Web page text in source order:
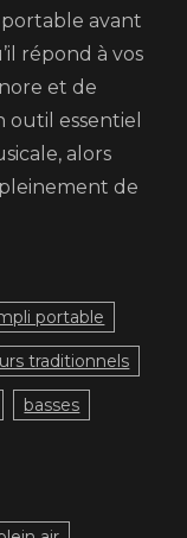
avant
répond à vos
et de
outil essentiel
alors
de
portable
traditionnels
basses